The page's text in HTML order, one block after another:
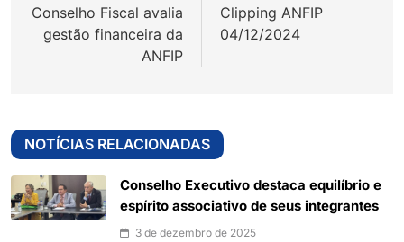
Post
Conselho Fiscal avalia
gestão financeira da
ANFIP
Clipping ANFIP
04/12/2024
NOTÍCIAS RELACIONADAS
Conselho Executivo destaca equilíbrio e
espírito associativo de seus integrantes
3 de dezembro de 2025